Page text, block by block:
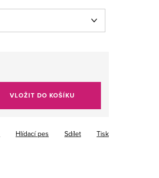
VLOŽIT DO KOŠÍKU
Tisk
Hlídací pes Sdílet